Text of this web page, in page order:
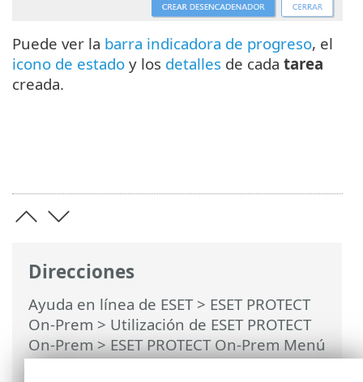
Direcciones
Ayuda en línea de ESET> ESET PROTECT
On-Prem > Utilización de ESET PROTECT
On-Prem>ESET PROTECT On-Prem Menú
principal>Tareas>Tareas del cliente>
Puede ver la barra indicadora de progreso, el
icono de estado y los detalles de cada tarea
creada.